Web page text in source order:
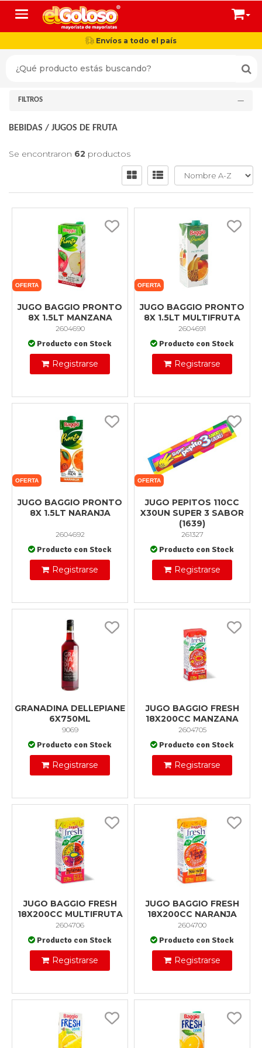
Toggle navigation
Envíos a todo el país
FILTROS
BEBIDAS / JUGOS DE FRUTA
Se encontraron 62 productos
OFERTA
JUGO BAGGIO PRONTO
8X 1.5LT MANZANA
2604690
Producto con Stock
Registrarse
OFERTA
JUGO BAGGIO PRONTO
8X 1.5LT MULTIFRUTA
2604691
Producto con Stock
Registrarse
OFERTA
JUGO BAGGIO PRONTO
8X 1.5LT NARANJA
2604692
Producto con Stock
Registrarse
OFERTA
JUGO PEPITOS 110CC
X30UN SUPER 3 SABOR
(1639)
261327
Producto con Stock
Registrarse
GRANADINA DELLEPIANE
6X750ML
9069
Producto con Stock
Registrarse
JUGO BAGGIO FRESH
18X200CC MANZANA
2604705
Producto con Stock
Registrarse
JUGO BAGGIO FRESH
18X200CC MULTIFRUTA
2604706
Producto con Stock
Registrarse
JUGO BAGGIO FRESH
18X200CC NARANJA
2604700
Producto con Stock
Registrarse